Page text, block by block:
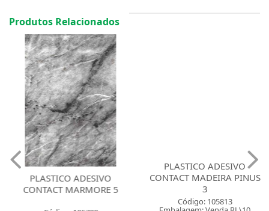
Produtos Relacionados
PLASTICO ADESIVO
CONTACT MARMORE 5
PLASTICO ADESIVO
CONTACT MADEIRA PINUS
3
Código: 105813